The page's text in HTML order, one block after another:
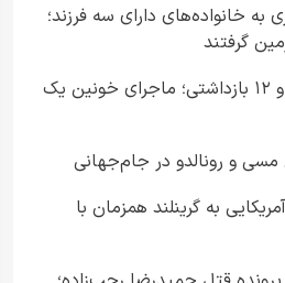
زمین ۲۰۰ متری به خانواده‌های دارای سه فرزند؛
چند گلوله، یک قربانی و ۱۲ بازداشتی؛ ماجرای خونین یک
و رونالدو در جام‌جهانی
به گرینلند همزمان با